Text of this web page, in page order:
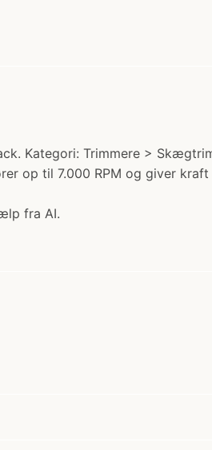
Kategori: Trimmere >
op til 7.000 RPM og giver
fra AI.